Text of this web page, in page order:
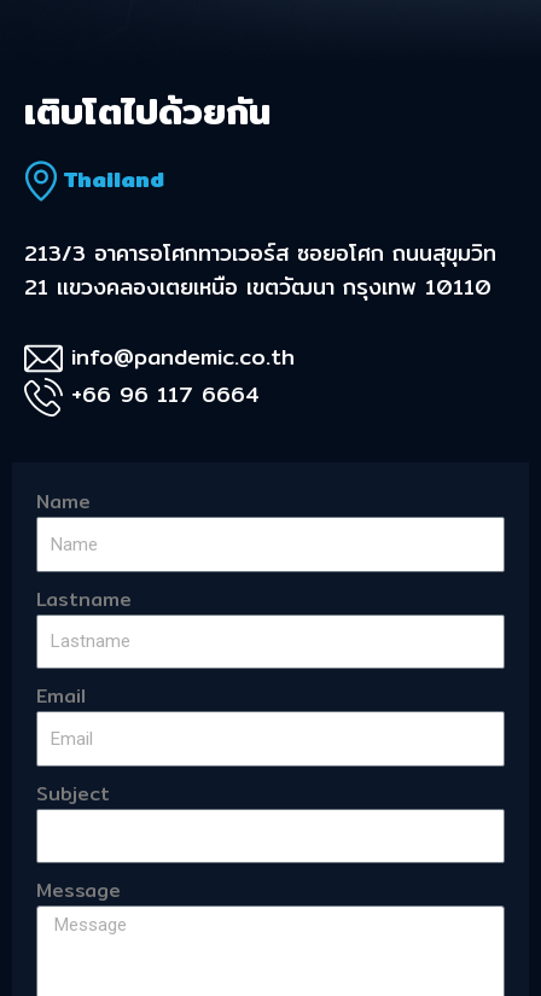
เติบโตไปด้วยกัน
Thailand
213/3 อาคารอโศกทาวเวอร์ส ซอยอโศก ถนนสุขุมวิท
21 เเขวงคลองเตยเหนือ เขตวัฒนา กรุงเทพ 10110
info@pandemic.co.th
+66 96 117 6664
Name
Lastname
Email
Subject
Message